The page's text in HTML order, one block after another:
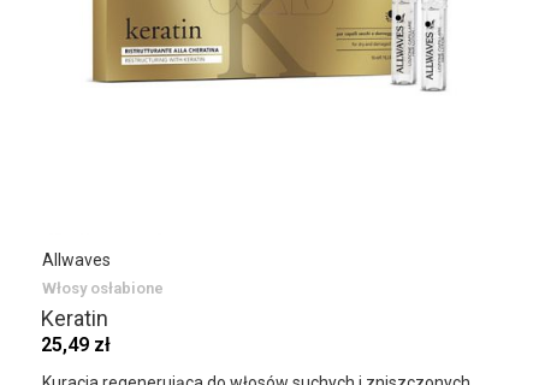
Allwaves
Włosy osłabione
Keratin
25,49 zł